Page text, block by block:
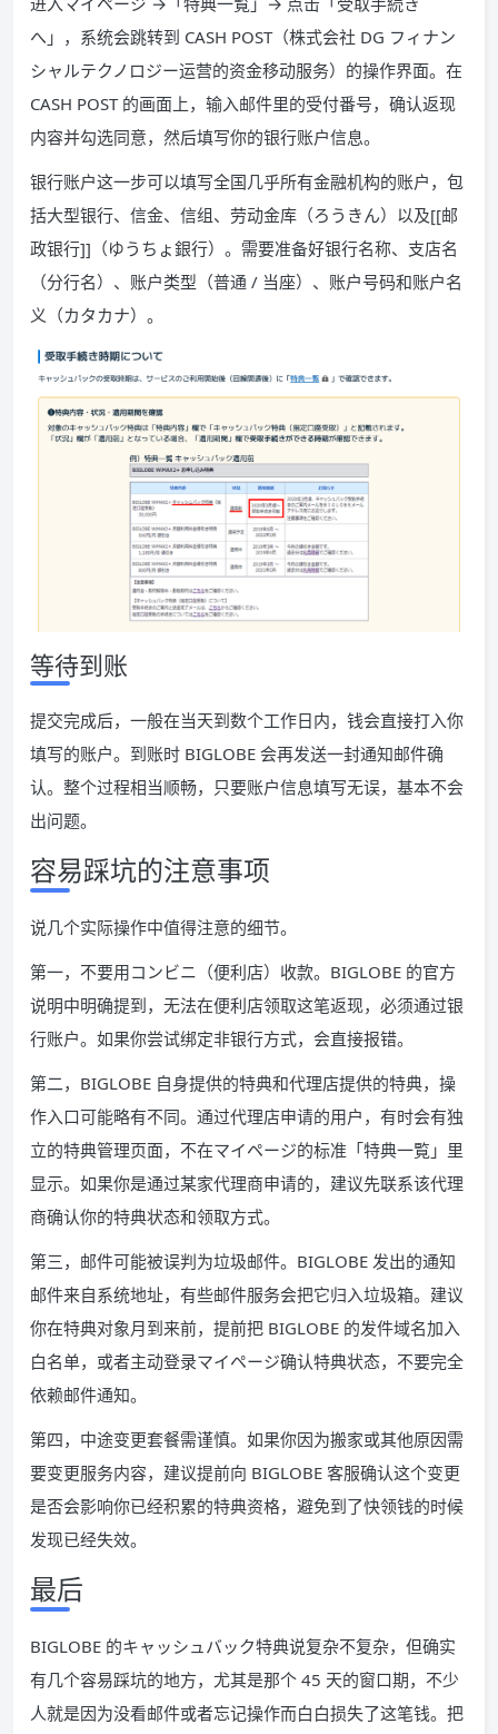
へ」，系统会跳转到 CASH POST（株式会社 DG フィナン
シャルテクノロジー运营的资金移动服务）的操作界面。在
CASH POST 的画面上，输入邮件里的受付番号，确认返现
内容并勾选同意，然后填写你的银行账户信息。
银行账户这一步可以填写全国几乎所有金融机构的账户，包
括大型银行、信金、信组、劳动金库（ろうきん）以及[[邮
政银行]]（ゆうちょ銀行）。需要准备好银行名称、支店名
（分行名）、账户类型（普通 / 当座）、账户号码和账户名
义（カタカナ）。
等待到账
提交完成后，一般在当天到数个工作日内，钱会直接打入你
填写的账户。到账时 BIGLOBE 会再发送一封通知邮件确
认。整个过程相当顺畅，只要账户信息填写无误，基本不会
出问题。
容易踩坑的注意事项
说几个实际操作中值得注意的细节。
第一，不要用コンビニ（便利店）收款。BIGLOBE 的官方
说明中明确提到，无法在便利店领取这笔返现，必须通过银
行账户。如果你尝试绑定非银行方式，会直接报错。
第二，BIGLOBE 自身提供的特典和代理店提供的特典，操
作入口可能略有不同。通过代理店申请的用户，有时会有独
立的特典管理页面，不在マイページ的标准「特典一覧」里
显示。如果你是通过某家代理商申请的，建议先联系该代理
商确认你的特典状态和领取方式。
第三，邮件可能被误判为垃圾邮件。BIGLOBE 发出的通知
邮件来自系统地址，有些邮件服务会把它归入垃圾箱。建议
你在特典对象月到来前，提前把 BIGLOBE 的发件域名加入
白名单，或者主动登录マイページ确认特典状态，不要完全
依赖邮件通知。
第四，中途变更套餐需谨慎。如果你因为搬家或其他原因需
要变更服务内容，建议提前向 BIGLOBE 客服确认这个变更
是否会影响你已经积累的特典资格，避免到了快领钱的时候
发现已经失效。
最后
BIGLOBE 的キャッシュバック特典说复杂不复杂，但确实
有几个容易踩坑的地方，尤其是那个 45 天的窗口期，不少
人就是因为没看邮件或者忘记操作而白白损失了这笔钱。把